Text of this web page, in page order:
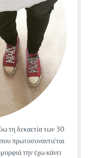
τη δεκαετία των 30
πρωτοσυναντιέται
την έχω κάνει